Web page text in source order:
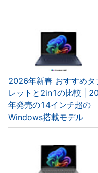
2026年新春 おすすめタ
レットと2in1の比較 |
年発売の14インチ超の
Windows搭載モデル